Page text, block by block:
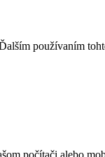
používaním